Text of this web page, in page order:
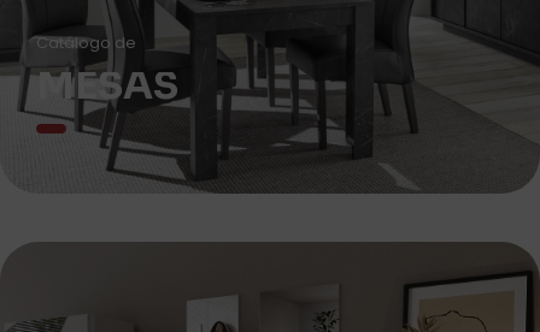
Catálogo de
MESAS